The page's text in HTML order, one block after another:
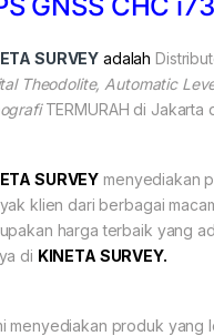
SURVEY adalah
Theodolite, Automatic
TERMURAH di Jakarta
SURVEY menyediakan
klien dari berbagai
harga terbaik yang
di KINETA SURVEY.
menyediakan produk yang